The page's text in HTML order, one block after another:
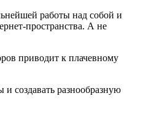
работы над собой и
пространства. А не
приводит к плачевному
создавать разнообразную